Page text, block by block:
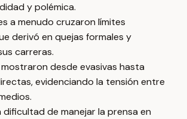
y polémica.
a menudo cruzaron límites
derivó en quejas formales y
carreras.
desde evasivas hasta
evidenciando la tensión entre
de manejar la prensa en